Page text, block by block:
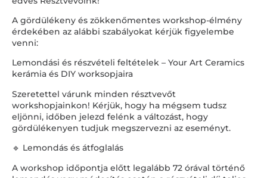
A gördülékeny és zökkenőmentes workshop-élmény
érdekében az alábbi szabályokat kérjük figyelembe
venni:
Lemondási és részvételi feltételek – Your Art Ceramics
kerámia és DIY worksopjaira
Szeretettel várunk minden résztvevőt
workshopjainkon! Kérjük, hogy ha mégsem tudsz
eljönni, időben jelezd felénk a változást, hogy
gördülékenyen tudjuk megszervezni az eseményt.
🔹 Lemondás és átfoglalás
A workshop időpontja előtt legalább 72 órával történő